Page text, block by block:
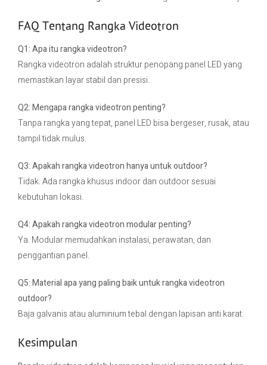
FAQ Tentang Rangka Videotron
Q1: Apa itu rangka videotron?
Rangka videotron adalah struktur penopang panel LED yang
memastikan layar stabil dan presisi.
Q2: Mengapa rangka videotron penting?
Tanpa rangka yang tepat, panel LED bisa bergeser, rusak, atau
tampil tidak mulus.
Q3: Apakah rangka videotron hanya untuk outdoor?
Tidak. Ada rangka khusus indoor dan outdoor sesuai
kebutuhan lokasi.
Q4: Apakah rangka videotron modular penting?
Ya. Modular memudahkan instalasi, perawatan, dan
penggantian panel.
Q5: Material apa yang paling baik untuk rangka videotron
outdoor?
Baja galvanis atau aluminium tebal dengan lapisan anti karat.
Kesimpulan